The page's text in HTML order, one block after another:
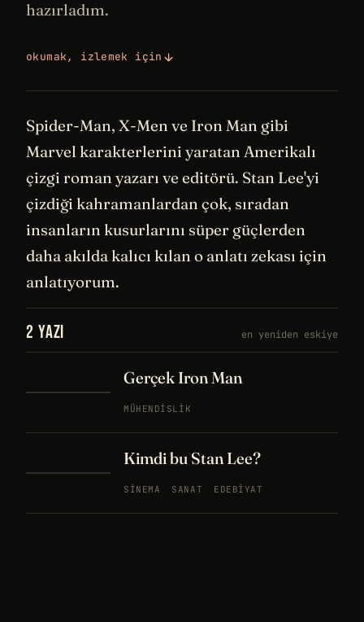
hazırladım.
okumak, izlemek için
Spider-Man, X-Men ve Iron Man gibi
Marvel karakterlerini yaratan Amerikalı
çizgi roman yazarı ve editörü. Stan Lee'yi
çizdiği kahramanlardan çok, sıradan
insanların kusurlarını süper güçlerden
daha akılda kalıcı kılan o anlatı zekası için
anlatıyorum.
2 YAZI en yeniden eskiye
Gerçek Iron Man
MÜHENDISLIK
Kimdi bu Stan Lee?
SINEMA SANAT EDEBIYAT